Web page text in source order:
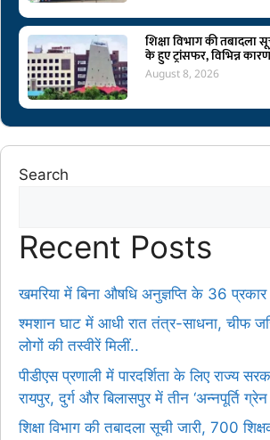
शिक्षा विभाग की तबादला
के हुए ट्रांसफर, विभिन्न
August 8, 2026
Search
Recent Posts
खमरिया में बिना औषधि अनुज्ञप्ति के 36 प्रकार
श्मशान घाट में आधी रात तंत्र-साधना, चीफ
लोगों की तस्वीरें मिलीं..
पीडीएस प्रणाली में पारदर्शिता के लिए राज्य
रायपुर, दुर्ग और बिलासपुर में तीन ‘अन्नपूर्ति
शिक्षा विभाग की तबादला सूची जारी, 700